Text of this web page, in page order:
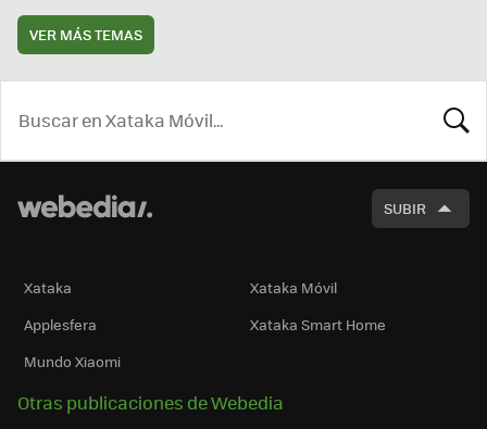
VER MÁS TEMAS
SUBIR
Xataka
Xataka Móvil
Applesfera
Xataka Smart Home
Mundo Xiaomi
Otras publicaciones de Webedia